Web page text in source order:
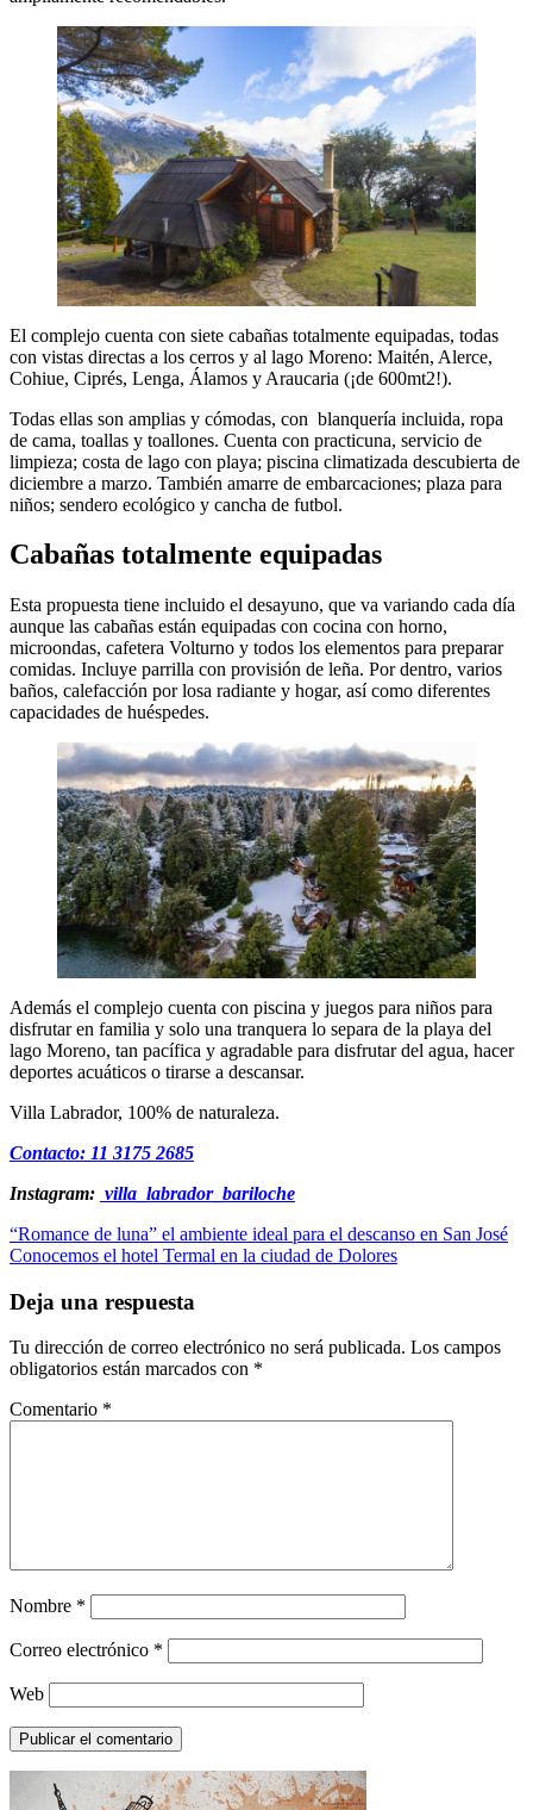
El complejo cuenta con siete cabañas totalmente equipadas, todas
con vistas directas a los cerros y al lago Moreno: Maitén, Alerce,
Cohiue, Ciprés, Lenga, Álamos y Araucaria (¡de 600mt2!).
Todas ellas son amplias y cómodas, con blanquería incluida, ropa
de cama, toallas y toallones. Cuenta con practicuna, servicio de
limpieza; costa de lago con playa; piscina climatizada descubierta de
diciembre a marzo. También amarre de embarcaciones; plaza para
niños; sendero ecológico y cancha de futbol.
Cabañas totalmente equipadas
Esta propuesta tiene incluido el desayuno, que va variando cada día
aunque las cabañas están equipadas con cocina con horno,
microondas, cafetera Volturno y todos los elementos para preparar
comidas. Incluye parrilla con provisión de leña. Por dentro, varios
baños, calefacción por losa radiante y hogar, así como diferentes
capacidades de huéspedes.
Además el complejo cuenta con piscina y juegos para niños para
disfrutar en familia y solo una tranquera lo separa de la playa del
lago Moreno, tan pacífica y agradable para disfrutar del agua, hacer
deportes acuáticos o tirarse a descansar.
Villa Labrador, 100% de naturaleza.
Contacto: 11 3175 2685
Instagram: villa_labrador_bariloche
Navegación
de
entradas
“Romance de luna” el ambiente ideal para el descanso en San José
Conocemos el hotel Termal en la ciudad de Dolores
Deja una respuesta
Tu dirección de correo electrónico no será publicada. Los campos
obligatorios están marcados con *
Comentario *
Nombre *
Correo electrónico *
Web